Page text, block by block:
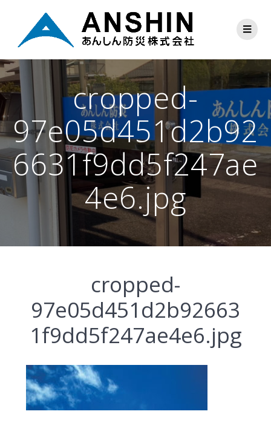
cropped-
97e05d451d2b92
6631f9dd5f247ae
4e6.jpg
cropped-
97e05d451d2b92663
1f9dd5f247ae4e6.jpg